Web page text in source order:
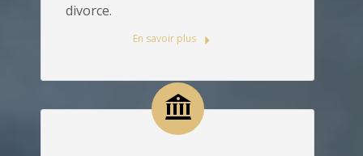
divorce.
En savoir plus